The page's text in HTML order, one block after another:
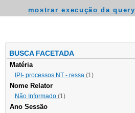
mostrar execução da query
BUSCA FACETADA
Matéria
IPI- processos NT - ressa (1)
Nome Relator
Não Informado (1)
Ano Sessão